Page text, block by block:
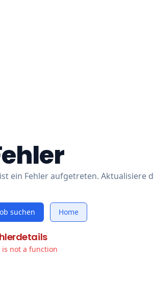
ein Fehler aufgetreten. Aktualisiere
suchen Home
is not a function